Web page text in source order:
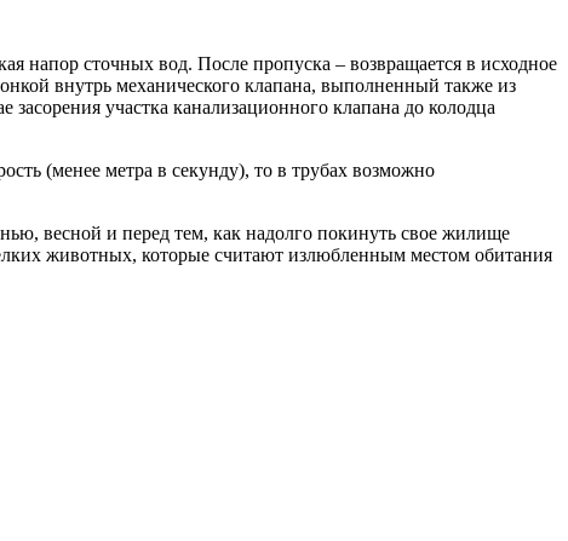
напор сточных вод. После пропуска – возвращается в исходное
внутрь механического клапана, выполненный также из
участка канализационного клапана до колодца
(менее метра в секунду), то в трубах возможно
весной и перед тем, как надолго покинуть свое жилище
животных, которые считают излюбленным местом обитания